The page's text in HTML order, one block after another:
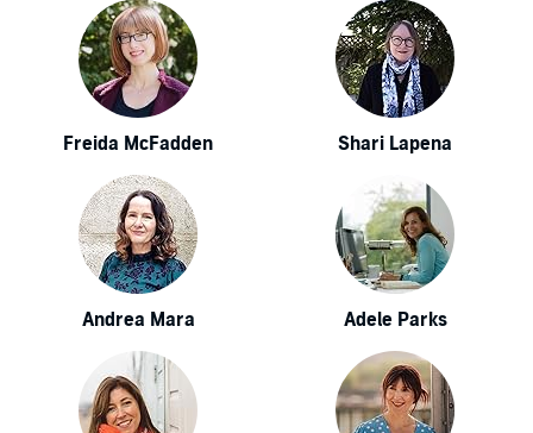
Freida McFadden Shari Lapena
Andrea Mara Adele Parks